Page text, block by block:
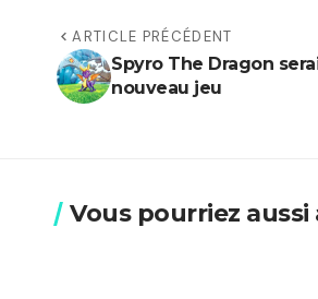
ARTICLE PRÉCÉDENT
Spyro The Dragon
nouveau jeu
Vous pourriez aussi